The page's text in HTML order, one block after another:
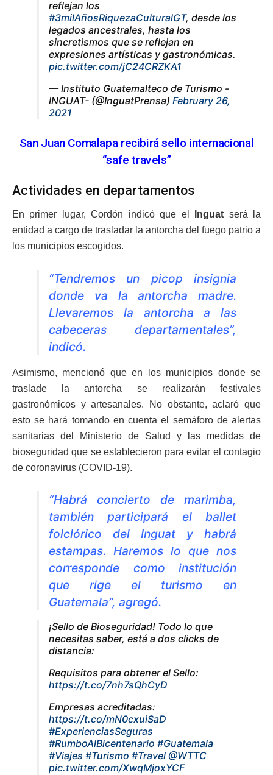
reflejan los
#3milAñosRiquezaCulturalGT, desde los
legados ancestrales, hasta los
sincretismos que se reflejan en
expresiones artísticas y gastronómicas.
pic.twitter.com/jC24CRZKA1
— Instituto Guatemalteco de Turismo -
INGUAT- (@InguatPrensa) February 26,
2021
San Juan Comalapa recibirá sello internacional
“safe travels”
Actividades en departamentos
En primer lugar, Cordón indicó que el Inguat será la
entidad a cargo de trasladar la antorcha del fuego patrio a
los municipios escogidos.
“Tendremos un picop insignia
donde va la antorcha madre.
Llevaremos la antorcha a las
cabeceras departamentales”,
indicó.
Asimismo, mencionó que en los municipios donde se
traslade la antorcha se realizarán festivales
gastronómicos y artesanales. No obstante, aclaró que
esto se hará tomando en cuenta el semáforo de alertas
sanitarias del Ministerio de Salud y las medidas de
bioseguridad que se establecieron para evitar el contagio
de coronavirus (COVID-19).
“Habrá concierto de marimba,
también participará el ballet
folclórico del Inguat y habrá
estampas. Haremos lo que nos
corresponde como institución
que rige el turismo en
Guatemala”, agregó.
¡Sello de Bioseguridad! Todo lo que
necesitas saber, está a dos clicks de
distancia:
Requisitos para obtener el Sello:
https://t.co/7nh7sQhCyD
Empresas acreditadas:
https://t.co/mN0cxuiSaD
#ExperienciasSeguras
#RumboAlBicentenario #Guatemala
#Viajes #Turismo #Travel @WTTC
pic.twitter.com/XwqMjoxYCF